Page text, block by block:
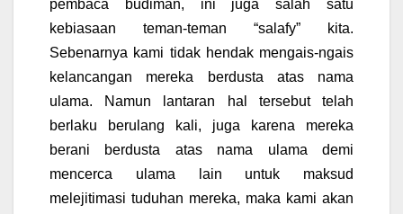
pembaca budiman, ini juga salah satu
kebiasaan teman-teman “salafy” kita.
Sebenarnya kami tidak hendak mengais-ngais
kelancangan mereka berdusta atas nama
ulama. Namun lantaran hal tersebut telah
berlaku berulang kali, juga karena mereka
berani berdusta atas nama ulama demi
mencerca ulama lain untuk maksud
melejitimasi tuduhan mereka, maka kami akan